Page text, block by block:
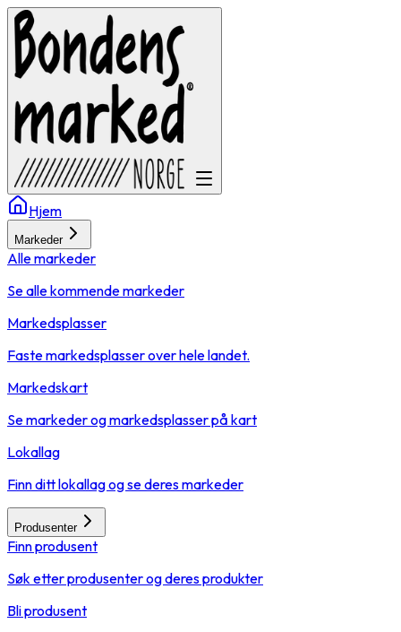
Hjem
Markeder
Alle markeder
Se alle kommende markeder
Markedsplasser
Faste markedsplasser over hele landet.
Markedskart
Se markeder og markedsplasser på kart
Lokallag
Finn ditt lokallag og se deres markeder
Produsenter
Finn produsent
Søk etter produsenter og deres produkter
Bli produsent